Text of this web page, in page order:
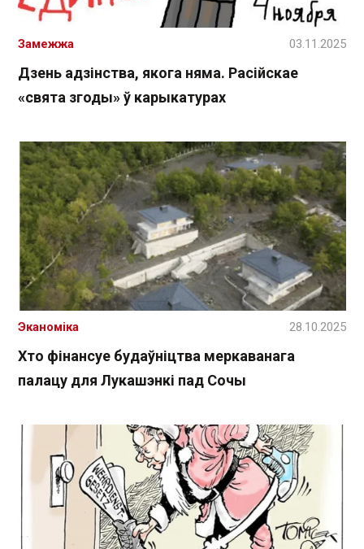
Дзень адзінства, якога няма. Расійскае
«свята згоды» ў карыкатурах
Замежжа 03.11.2025
Хто фінансуе будаўніцтва меркаванага
палацу для Лукашэнкі пад Сочы
Эканоміка 28.10.2025